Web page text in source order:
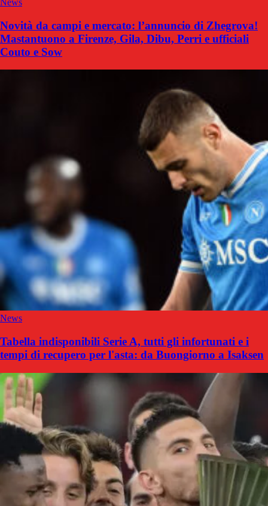
News
Novità da campi e mercato: l’annuncio di Zhegrova!
Mastantuono a Firenze, Gila, Dibu, Perri e ufficiali
Couto e Sow
News
Tabella indisponibili Serie A, tutti gli infortunati e i
tempi di recupero per l'asta: da Buongiorno a Isaksen